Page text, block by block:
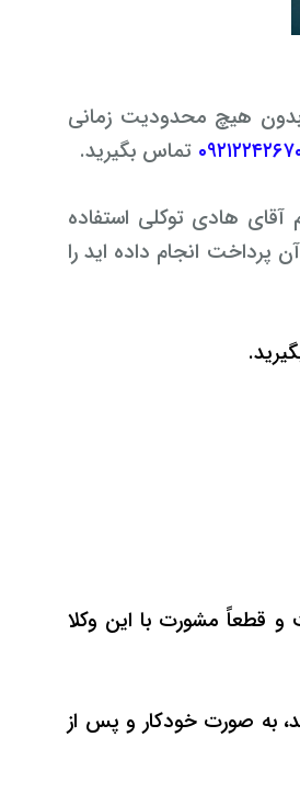
هیچ محدودیت زمانی
تماس بگیرید.
آقای هادی توکلی استفاده
پرداخت انجام داده اید را
قطعاً مشورت با این وکلا
به صورت خودکار و پس از